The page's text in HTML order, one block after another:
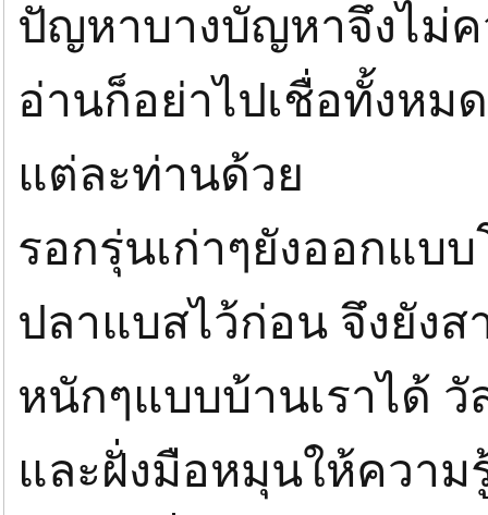
ปัญหาบางบัญหาจึงไม่ค
อ่านก็อย่าไปเชื่อทั้งหม
แต่ละท่านด้วย
รอกรุ่นเก่าๆยังออกแบ
ปลาแบสไว้ก่อน จึงยัง
หนักๆแบบบ้านเราได้
และฝั่งมือหมุนให้ความ